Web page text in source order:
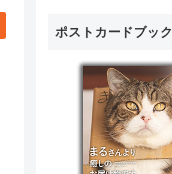
ポストカードブック